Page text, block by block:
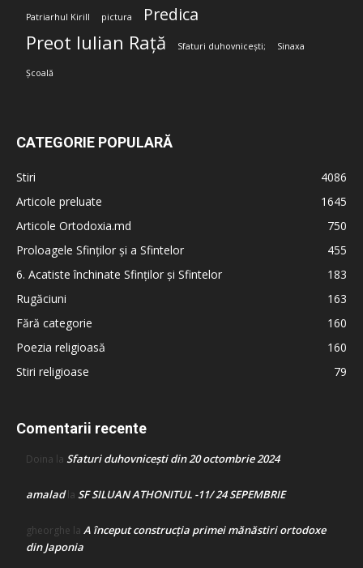
Patriarhul Kirill pictura Predica
Preot Iulian Rață Sfaturi duhovnicești; Sinaxa
Școală
CATEGORIE POPULARĂ
Stiri
4086
Articole preluate
1645
Articole Ortodoxia.md
750
Proloagele Sfinților și a Sfintelor
455
6. Acatiste închinate Sfinților și Sfintelor
183
Rugăciuni
163
Fără categorie
160
Poezia religioasă
160
Stiri religioase
79
Comentarii recente
Doina la Sfaturi duhovnicești din 20 octombrie 2024
amaladla SF SILUAN ATHONITUL -11/ 24 SEPEMBRIE
gheorghe la A început construcţia primei mănăstiri ortodoxe
din Japonia